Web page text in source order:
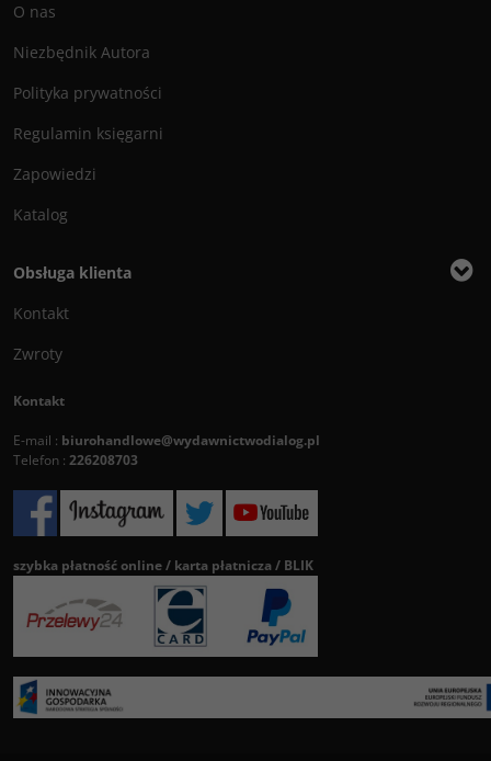
O nas
Niezbędnik Autora
Polityka prywatności
Regulamin księgarni
Zapowiedzi
Katalog
Obsługa klienta
Kontakt
Zwroty
Kontakt
E-mail : biurohandlowe@wydawnictwodialog.pl
Telefon : 226208703
szybka płatność online / karta płatnicza / BLIK